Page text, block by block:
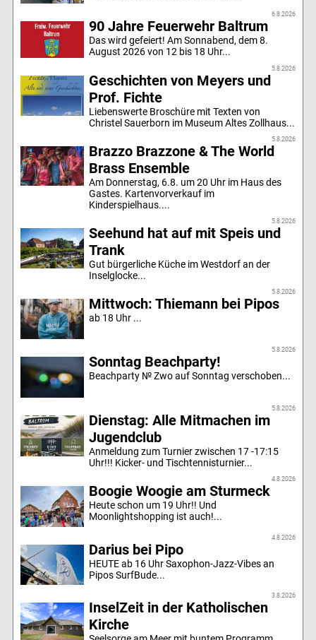
6.8.2026
90 Jahre Feuerwehr Baltrum
Das wird gefeiert! Am Sonnabend, dem 8.
August 2026 von 12 bis 18 Uhr...
5.8.2026
Geschichten von Meyers und
Prof. Fichte
Liebenswerte Broschüre mit Texten von
Christel Sauerborn im Museum Altes Zollhaus...
5.8.2026
Brazzo Brazzone & The World
Brass Ensemble
Am Donnerstag, 6.8. um 20 Uhr im Haus des
Gastes. Kartenvorverkauf im
Kinderspielhaus....
5.8.2026
Seehund hat auf mit Speis und
Trank
Gut bürgerliche Küche im Westdorf an der
Inselglocke...
5.8.2026
Mittwoch: Thiemann bei Pipos
ab 18 Uhr ...
5.8.2026
Sonntag Beachparty!
Beachparty № Zwo auf Sonntag verschoben...
5.8.2026
Dienstag: Alle Mitmachen im
Jugendclub
Anmeldung zum Turnier zwischen 17 -17:15
Uhr!!! Kicker- und Tischtennisturnier...
4.8.2026
Boogie Woogie am Sturmeck
Heute schon um 19 Uhr!! Und
Moonlightshopping ist auch!...
4.8.2026
Darius bei Pipo
HEUTE ab 16 Uhr Saxophon-Jazz-Vibes an
Pipos SurfBude...
3.8.2026
InselZeit in der Katholischen
Kirche